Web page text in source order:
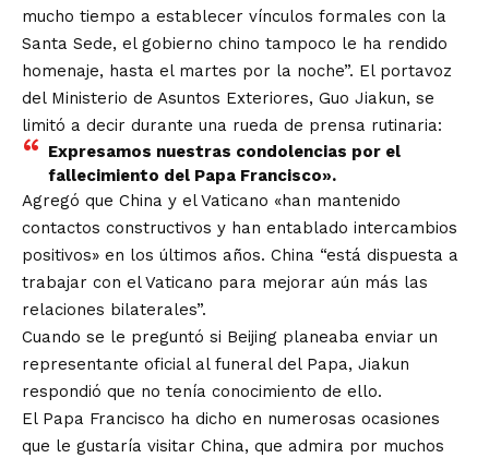
mucho tiempo a establecer vínculos formales con la
Santa Sede, el gobierno chino tampoco le ha rendido
homenaje, hasta el martes por la noche”. El portavoz
del Ministerio de Asuntos Exteriores, Guo Jiakun, se
limitó a decir durante una rueda de prensa rutinaria:
Expresamos nuestras condolencias por el
fallecimiento del Papa Francisco».
Agregó que China y el Vaticano «han mantenido
contactos constructivos y han entablado intercambios
positivos» en los últimos años. China “está dispuesta a
trabajar con el Vaticano para mejorar aún más las
relaciones bilaterales”.
Cuando se le preguntó si Beijing planeaba enviar un
representante oficial al funeral del Papa, Jiakun
respondió que no tenía conocimiento de ello.
El Papa Francisco ha dicho en numerosas ocasiones
que le gustaría visitar China, que admira por muchos